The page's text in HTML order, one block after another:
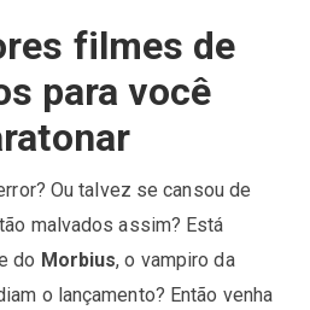
filmes de
para você
Ou talvez se cansou de
malvados assim? Está
do Morbius, o vampiro da
o lançamento? Então venha